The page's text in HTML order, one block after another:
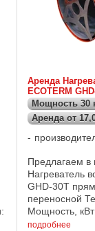
Аренда
ECOTERM
Мощность 30
Аренда от
Предлагаем в
Нагреватель
GHD-30T
переносной
Мощность,
1,9 Диаметр
подробнее